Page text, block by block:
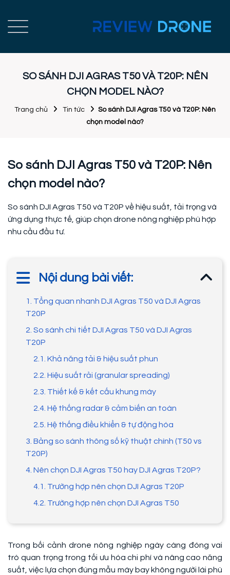
SO SÁNH DJI AGRAS T50 VÀ T20P: NÊN
CHỌN MODEL NÀO?
Trang chủ Tin tức
So sánh DJI Agras T50 và T20P: Nên
chọn model nào?
So sánh DJI Agras T50 và T20P: Nên
chọn model nào?
So sánh DJI Agras T50 và T20P về hiệu suất, tải trọng và
ứng dụng thực tế, giúp chọn drone nông nghiệp phù hợp
nhu cầu đầu tư.
Nội dung bài viết:
1. Tổng quan nhanh DJI Agras T50 và DJI Agras
T20P
2. So sánh chi tiết DJI Agras T50 và DJI Agras
T20P
2.1. Khả năng tải & hiệu suất phun
2.2. Hiệu suất rải (granular spreading)
2.3. Thiết kế & kết cấu khung máy
2.4. Hệ thống radar & cảm biến an toàn
2.5. Hệ thống điều khiển & tự động hóa
3. Bảng so sánh thông số kỹ thuật chính (T50 vs
T20P)
4. Nên chọn DJI Agras T50 hay DJI Agras T20P?
4.1. Trường hợp nên chọn DJI Agras T20P
4.2. Trường hợp nên chọn DJI Agras T50
Trong bối cảnh drone nông nghiệp ngày càng đóng vai
trò quan trọng trong tối ưu hóa chi phí và nâng cao năng
suất, việc lựa chọn đúng mẫu máy bay không người lái phù